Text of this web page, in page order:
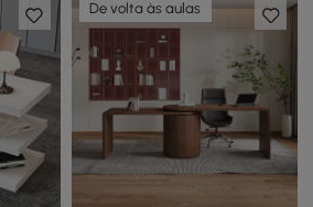
De volta às aulas